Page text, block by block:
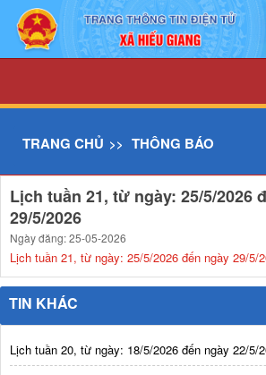
Chi tiết tin - UBND xã
TRANG CHỦ THÔNG BÁO
Lịch tuần 21, từ ngày: 25/5/2026
29/5/2026
Ngày đăng: 25-05-2026
Lịch tuần 21, từ ngày: 25/5/2026 đến ngày 29/5/
TIN KHÁC
Lịch tuần 20, từ ngày: 18/5/2026 đến ngày 22/5/